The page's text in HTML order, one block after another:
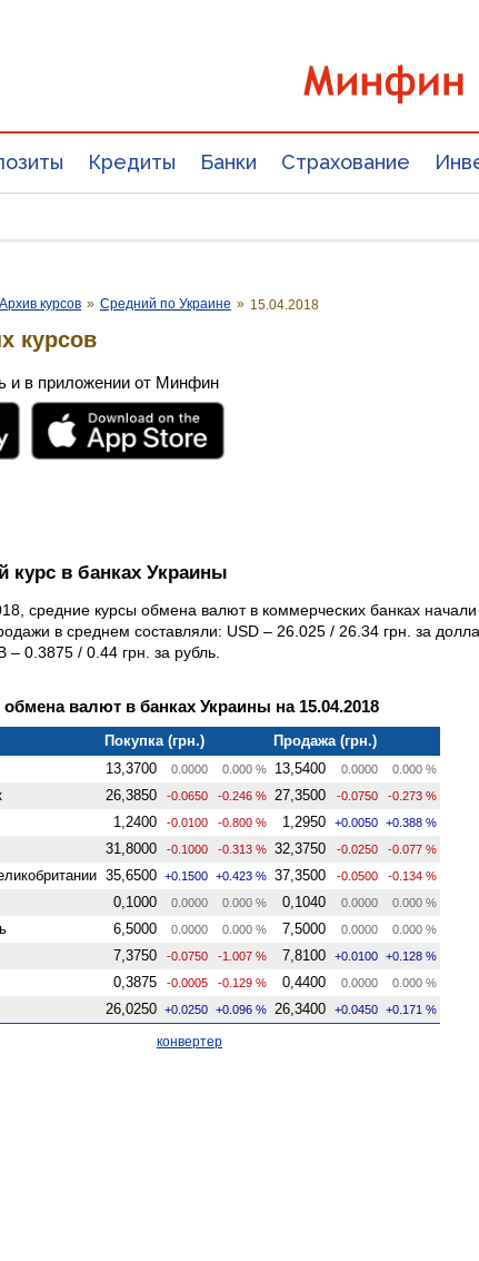
Кредиты Банки Страхование
Архив курсов » Средний по Украине » 15.04.2018
курсов
и в приложении от Минфин
в банках Украины
средние курсы обмена валют в коммерческих банках начали
в среднем составляли: USD – 26.025 / 26.34 грн. за
– 0.3875 / 0.44 грн. за рубль.
валют в банках Украины на 15.04.2018
Покупка (грн.)
Продажа (грн.)
13,3700 0.0000 0.000 % 13,5400 0.0000 0.000 %
26,3850 -0.0650 -0.246 % 27,3500 -0.0750 -0.273 %
1,2400 -0.0100 -0.800 % 1,2950 +0.0050 +0.388 %
31,8000 -0.1000 -0.313 % 32,3750 -0.0250 -0.077 %
35,6500 +0.1500 +0.423 % 37,3500 -0.0500 -0.134 %
0,1000 0.0000 0.000 % 0,1040 0.0000 0.000 %
6,5000 0.0000 0.000 % 7,5000 0.0000 0.000 %
7,3750 -0.0750 -1.007 % 7,8100 +0.0100 +0.128 %
0,3875 -0.0005 -0.129 % 0,4400 0.0000 0.000 %
26,0250 +0.0250 +0.096 % 26,3400 +0.0450 +0.171 %
конвертер